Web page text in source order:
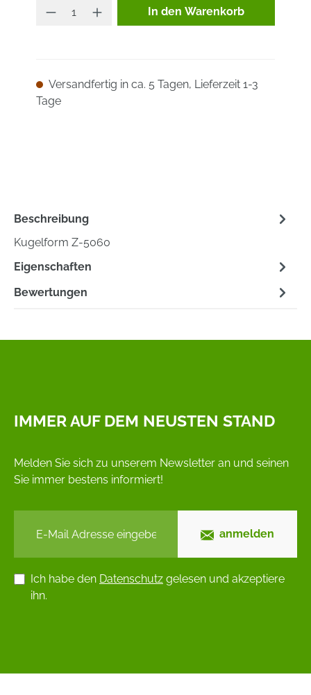
Produkt Anzahl: Gib den
In den Warenkorb
Versandfertig in ca. 5 Tagen, Lieferzeit 1-3
Tage
Beschreibung
Kugelform Z-5060
Eigenschaften
Bewertungen
IMMER AUF DEM NEUSTEN STAND
Melden Sie sich zu unserem Newsletter an und seinen
Sie immer bestens informiert!
anmelden
Ich habe den Datenschutz gelesen und akzeptiere
ihn.